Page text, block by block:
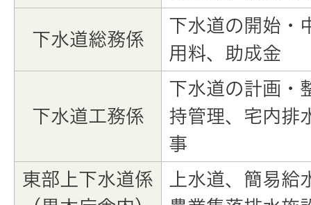
下水道総務係
下水道の開始・
用料、助成金
下水道工務係
下水道の計画・
持管理、宅内排
事
東部上下水道係
上水道、簡易給